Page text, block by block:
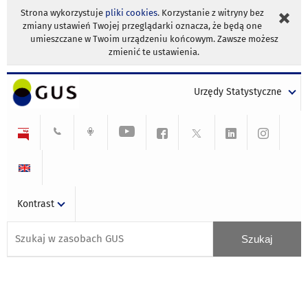
Strona wykorzystuje pliki cookies. Korzystanie z witryny bez
zmiany ustawień Twojej przeglądarki oznacza, że będą one
umieszczane w Twoim urządzeniu końcowym. Zawsze możesz
zmienić te ustawienia.
Urzędy Statystyczne
Kontrast